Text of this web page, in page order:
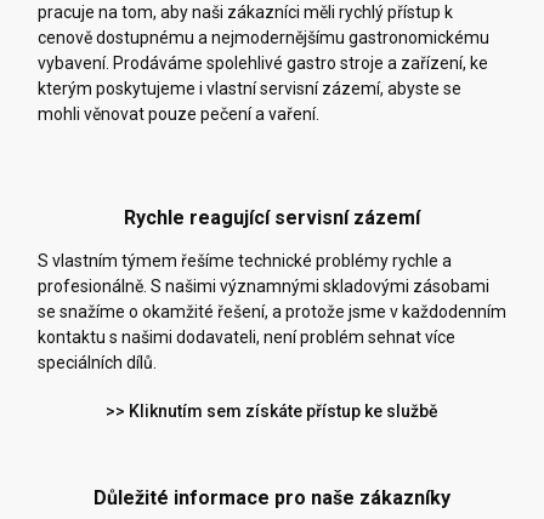
pracuje na tom, aby naši zákazníci měli rychlý přístup k
cenově dostupnému a nejmodernějšímu gastronomickému
vybavení. Prodáváme spolehlivé gastro stroje a zařízení, ke
kterým poskytujeme i vlastní servisní zázemí, abyste se
mohli věnovat pouze pečení a vaření.
Rychle reagující servisní zázemí
S vlastním týmem řešíme technické problémy rychle a
profesionálně. S našimi významnými skladovými zásobami
se snažíme o okamžité řešení, a protože jsme v každodenním
kontaktu s našimi dodavateli, není problém sehnat více
speciálních dílů.
>> Kliknutím sem získáte přístup ke službě
Důležité informace pro naše zákazníky